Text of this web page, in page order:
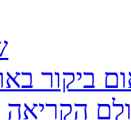
ביקור
הקריאה